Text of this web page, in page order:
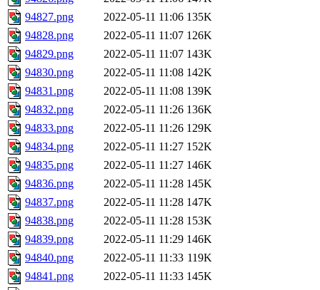
94827.png
2022-05-11 11:06 135K
94828.png
2022-05-11 11:07 126K
94829.png
2022-05-11 11:07 143K
94830.png
2022-05-11 11:08 142K
94831.png
2022-05-11 11:08 139K
94832.png
2022-05-11 11:26 136K
94833.png
2022-05-11 11:26 129K
94834.png
2022-05-11 11:27 152K
94835.png
2022-05-11 11:27 146K
94836.png
2022-05-11 11:28 145K
94837.png
2022-05-11 11:28 147K
94838.png
2022-05-11 11:28 153K
94839.png
2022-05-11 11:29 146K
94840.png
2022-05-11 11:33 119K
94841.png
2022-05-11 11:33 145K